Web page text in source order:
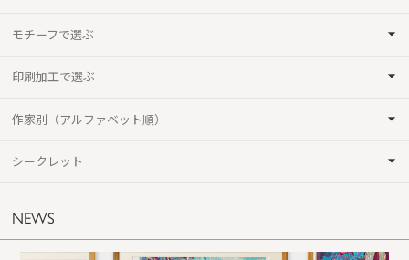
モチーフで選ぶ
印刷加工で選ぶ
作家別（アルファベット順）
シークレット
NEWS